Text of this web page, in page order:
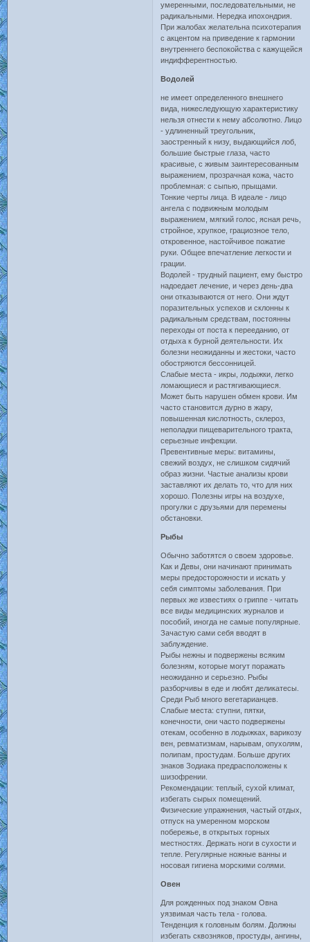
умеренными, последовательными, не
радикальными. Нередка ипохондрия.
При жалобах желательна психотерапия
с акцентом на приведение к гармонии
внутреннего беспокойства с кажущейся
индифферентностью.
Водолей
не имеет определенного внешнего
вида, нижеследующую характеристику
нельзя отнести к нему абсолютно. Лицо
- удлиненный треугольник,
заостренный к низу, выдающийся лоб,
большие быстрые глаза, часто
красивые, с живым заинтересованным
выражением, прозрачная кожа, часто
проблемная: с сыпью, прыщами.
Тонкие черты лица. В идеале - лицо
ангела с подвижным молодым
выражением, мягкий голос, ясная речь,
стройное, хрупкое, грациозное тело,
откровенное, настойчивое пожатие
руки. Общее впечатление легкости и
грации.
Водолей - трудный пациент, ему быстро
надоедает лечение, и через день-два
они отказываются от него. Они ждут
поразительных успехов и склонны к
радикальным средствам, постоянны
переходы от поста к перееданию, от
отдыха к бурной деятельности. Их
болезни неожиданны и жестоки, часто
обостряются бессонницей.
Слабые места - икры, лодыжки, легко
ломающиеся и растягивающиеся.
Может быть нарушен обмен крови. Им
часто становится дурно в жару,
повышенная кислотность, склероз,
неполадки пищеварительного тракта,
серьезные инфекции.
Превентивные меры: витамины,
свежий воздух, не слишком сидячий
образ жизни. Частые анализы крови
заставляют их делать то, что для них
хорошо. Полезны игры на воздухе,
прогулки с друзьями для перемены
обстановки.
Рыбы
Обычно заботятся о своем здоровье.
Как и Девы, они начинают принимать
меры предосторожности и искать у
себя симптомы заболевания. При
первых же известиях о гриппе - читать
все виды медицинских журналов и
пособий, иногда не самые популярные.
Зачастую сами себя вводят в
заблуждение.
Рыбы нежны и подвержены всяким
болезням, которые могут поражать
неожиданно и серьезно. Рыбы
разборчивы в еде и любят деликатесы.
Среди Рыб много вегетарианцев.
Слабые места: ступни, пятки,
конечности, они часто подвержены
отекам, особенно в лодыжках, варикозу
вен, ревматизмам, нарывам, опухолям,
полипам, простудам. Больше других
знаков Зодиака предрасположены к
шизофрении.
Рекомендации: теплый, сухой климат,
избегать сырых помещений.
Физические упражнения, частый отдых,
отпуск на умеренном морском
побережье, в открытых горных
местностях. Держать ноги в сухости и
тепле. Регулярные ножные ванны и
носовая гигиена морскими солями.
Овен
Для рожденных под знаком Овна
уязвимая часть тела - голова.
Тенденция к головным болям. Должны
избегать сквозняков, простуды, ангины,